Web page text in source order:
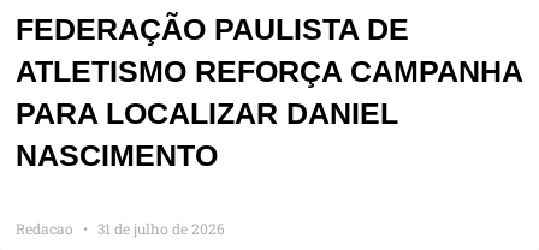
FEDERAÇÃO PAULISTA DE
ATLETISMO REFORÇA CAMPANHA
PARA LOCALIZAR DANIEL
NASCIMENTO
Redacao 31 de julho de 2026